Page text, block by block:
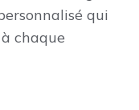
qui
chaque